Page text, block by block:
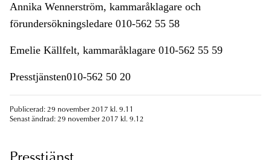
Annika Wennerström, kammaråklagare och
förundersökningsledare 010-562 55 58
Emelie Källfelt, kammaråklagare 010-562 55 59
Presstjänsten010-562 50 20
Publicerad: 29 november 2017 kl. 9.11
Senast ändrad: 29 november 2017 kl. 9.12